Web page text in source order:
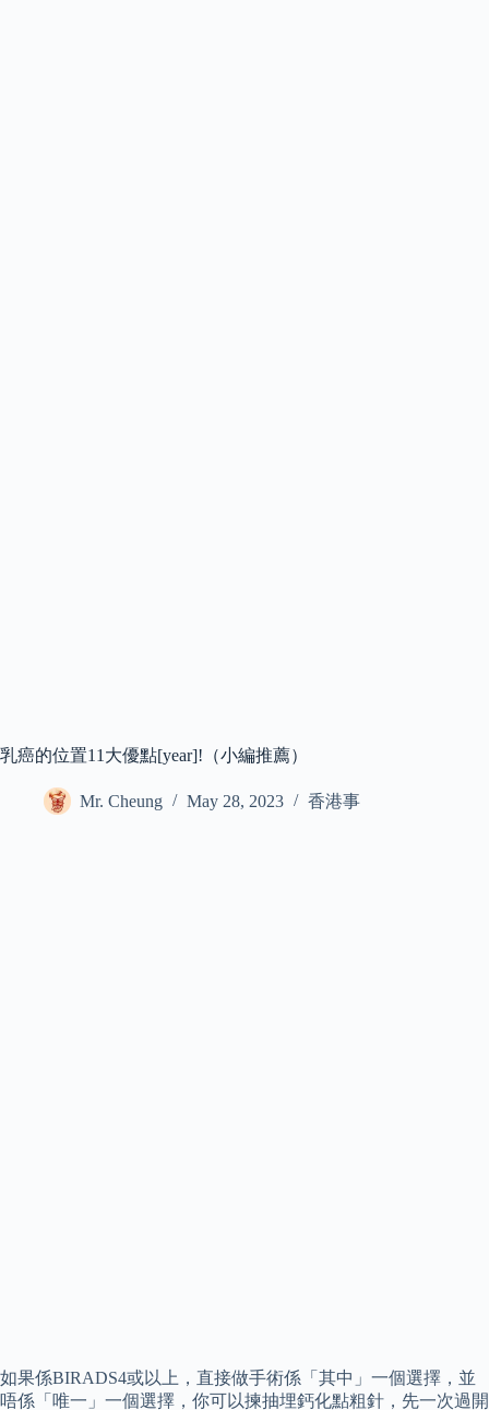
乳癌的位置11大優點[year]!（小編推薦）
Mr. Cheung May 28, 2023 香港事
如果係BIRADS4或以上，直接做手術係「其中」一個選擇，並
唔係「唯一」一個選擇，你可以揀抽埋鈣化點粗針，先一次過開